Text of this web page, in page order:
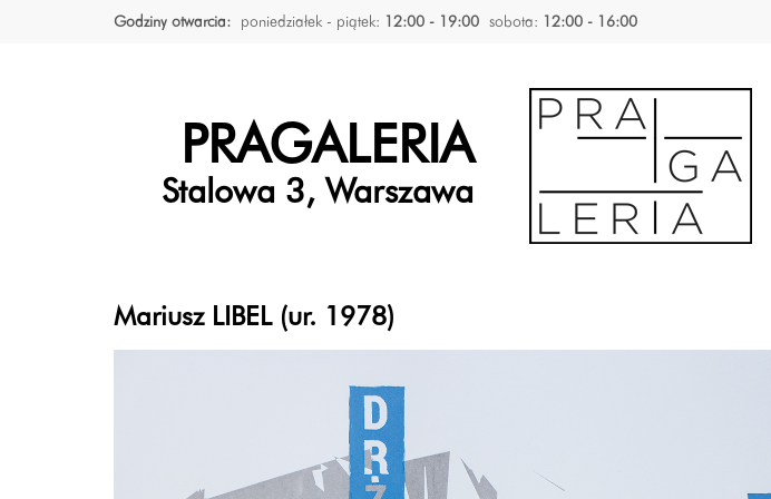
Godziny otwarcia: poniedziałek - piątek: 12:00 - 19:00 sobota: 12:00 - 16:00
PRAGALERIA
Stalowa 3, Warszawa
Mariusz LIBEL (ur. 1978)